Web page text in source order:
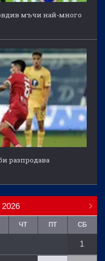
мъчи най-много
разпродава
2026
ЧТ ПТ СБ
1